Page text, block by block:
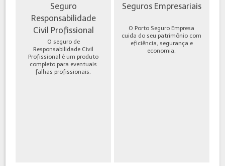
Seguro
Responsabilidade
Civil Profissional
O seguro de
Responsabilidade Civil
Profissional é um produto
completo para eventuais
falhas profissionais.
Seguros Empresariais
O Porto Seguro Empresa
cuida do seu patrimônio com
eficiência, segurança e
economia.